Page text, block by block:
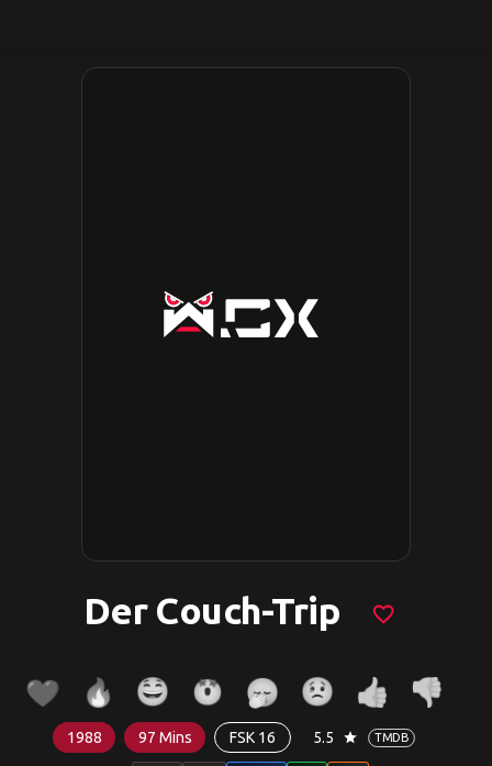
Der Couch-Trip favorite_border
1988 97 Mins FSK 16 5.5 star TMDB